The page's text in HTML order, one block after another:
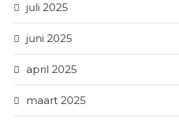
juli 2025
juni 2025
april 2025
maart 2025